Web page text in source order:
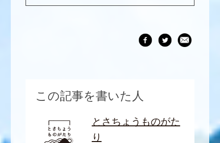
この記事を書いた人
とさちょうものがた
り